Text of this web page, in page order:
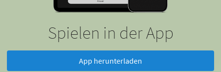
Spielen in der App
App herunterladen